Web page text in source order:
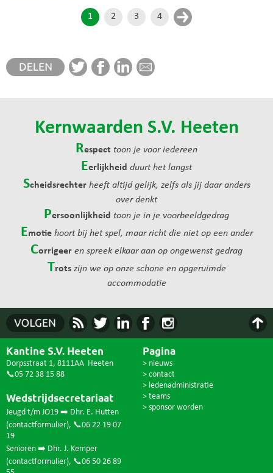
1 2 3 4
Kernwaarden S.V. Heeten
Respect toon je voor iedereen
Eerlijkheid duurt het langst
Scheidsrechter heeft altijd gelijk, zelfs als jij daar anders
over denkt
Persoonlijkheid toon je in je voorbeeldgedrag
Emotie hoort bij het spel, maar richt die niet op een ander
Corrigeer en spreek elkaar aan op ongewenst gedrag
Trots zijn we op onze schone en opgeruimde
accommodatie
Kantine S.V. Heeten
Dorpsstraat 1, 8111AA Heeten
📞05 72 38 15 88
Wedstrijdsecretariaat
Jeugd t/m JO19 ➡️ Dhr. E. Hutten
(contactformulier), 📞06 22 19 07
19
Senioren ➡️ Dhr. J. Kemper
(contactformulier), 📞06 50 26 89
Pagina
> nieuws
> contact
> ledenadministratie
> teams
> sponsor worden